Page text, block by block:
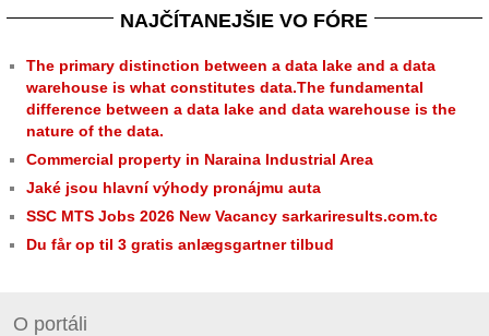
NAJČÍTANEJŠIE VO FÓRE
The primary distinction between a data lake and a data
warehouse is what constitutes data.The fundamental
difference between a data lake and data warehouse is the
nature of the data.
Commercial property in Naraina Industrial Area
Jaké jsou hlavní výhody pronájmu auta
SSC MTS Jobs 2026 New Vacancy sarkariresults.com.tc
Du får op til 3 gratis anlægsgartner tilbud
O portáli